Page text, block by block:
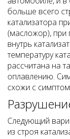
больше всего
катализатора
(масложор), при
внутрь
температуру
рассчитана на
оплавлению.
схожи с
Следующий
из строя